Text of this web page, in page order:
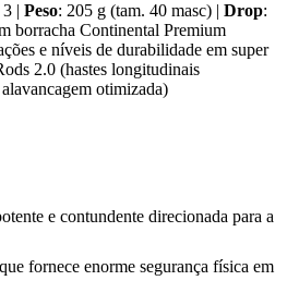
| Peso: 205 g (tam. 40 masc) | Drop:
borracha Continental Premium
e níveis de durabilidade em super
2.0 (hastes longitudinais
otimizada)
e contundente direcionada para a
fornece enorme segurança física em